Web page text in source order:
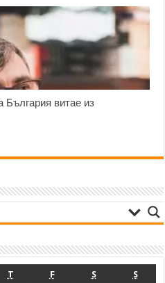
витае из
T F S S